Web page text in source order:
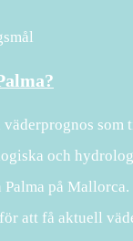
väderprognos som
och
på Mallorca.
att få aktuell